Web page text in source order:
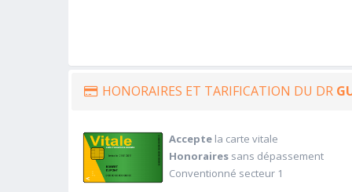
HONORAIRES ET TARIFICATION DU DR
Acceptela carte vitale
Honorairessans dépassement
Conventionné secteur 1